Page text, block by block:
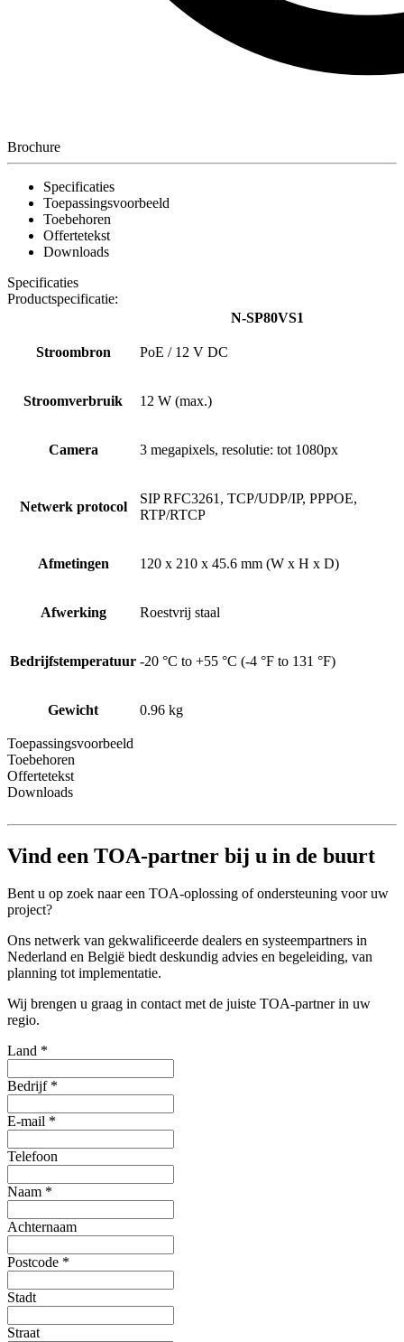
Brochure
Specificaties
Toepassingsvoorbeeld
Toebehoren
Offertetekst
Downloads
Specificaties
Productspecificatie:
N-SP80VS1
Stroombron PoE / 12 V DC
Stroomverbruik 12 W (max.)
Camera 3 megapixels, resolutie: tot 1080px
Netwerk protocol
SIP RFC3261, TCP/UDP/IP, PPPOE,
RTP/RTCP
Afmetingen 120 x 210 x 45.6 mm (W x H x D)
Afwerking Roestvrij staal
Bedrijfstemperatuur -20 °C to +55 °C (-4 °F to 131 °F)
Gewicht 0.96 kg
Toepassingsvoorbeeld
Toebehoren
Offertetekst
Downloads
Vind een TOA-partner bij u in de buurt
Bent u op zoek naar een TOA-oplossing of ondersteuning voor uw
project?
Ons netwerk van gekwalificeerde dealers en systeempartners in
Nederland en België biedt deskundig advies en begeleiding, van
planning tot implementatie.
Wij brengen u graag in contact met de juiste TOA-partner in uw
regio.
Land *
Bedrijf *
E-mail *
Telefoon
Naam *
Achternaam
Postcode *
Stadt
Straat